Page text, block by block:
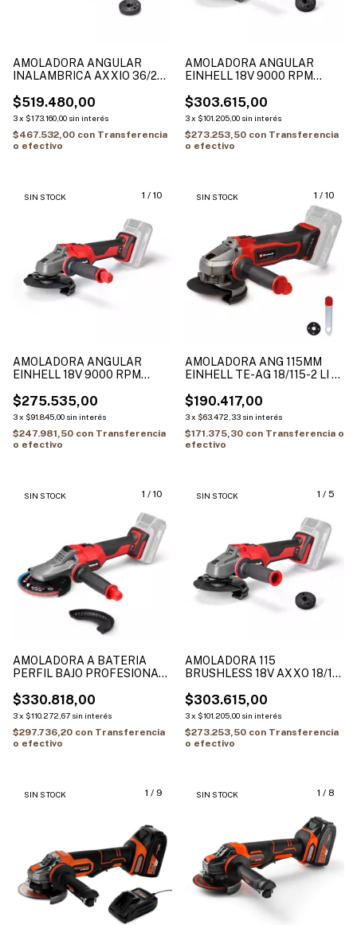
AMOLADORA ANGULAR
INALAMBRICA AXXIO 36/230
$519.480,00
3x $173.160,00 sin interés
$467.532,00 con Transferencia
o efectivo
AMOLADORA ANGULAR
EINHELL 18V 9000 RPM
SIN BAT/SIN CARG. AXXIO
$303.615,00
3x $101.205,00 sin interés
$273.253,50 con Transferencia
o efectivo
1 / 10
SIN STOCK
AMOLADORA ANGULAR
EINHELL 18V 9000 RPM
SIN BAT/SIN CARG.
$275.535,00
3x $91.845,00 sin interés
$247.981,50 con Transferencia
o efectivo
1 / 10
SIN STOCK
AMOLADORA ANG 115MM
EINHELL TE-AG 18/115-2 LI -
$190.417,00
3x $63.472,33 sin interés
$171.375,30 con Transferencia o
efectivo
1 / 10
SIN STOCK
AMOLADORA A BATERIA
PERFIL BAJO PROFESIONAL
$330.818,00
3x $110.272,67 sin interés
$297.736,20 con Transferencia
o efectivo
1 / 5
SIN STOCK
AMOLADORA 115
BRUSHLESS 18V AXXO 18/115
$303.615,00
3x $101.205,00 sin interés
$273.253,50 con Transferencia
o efectivo
1 / 9
SIN STOCK 1 / 8
SIN STOCK